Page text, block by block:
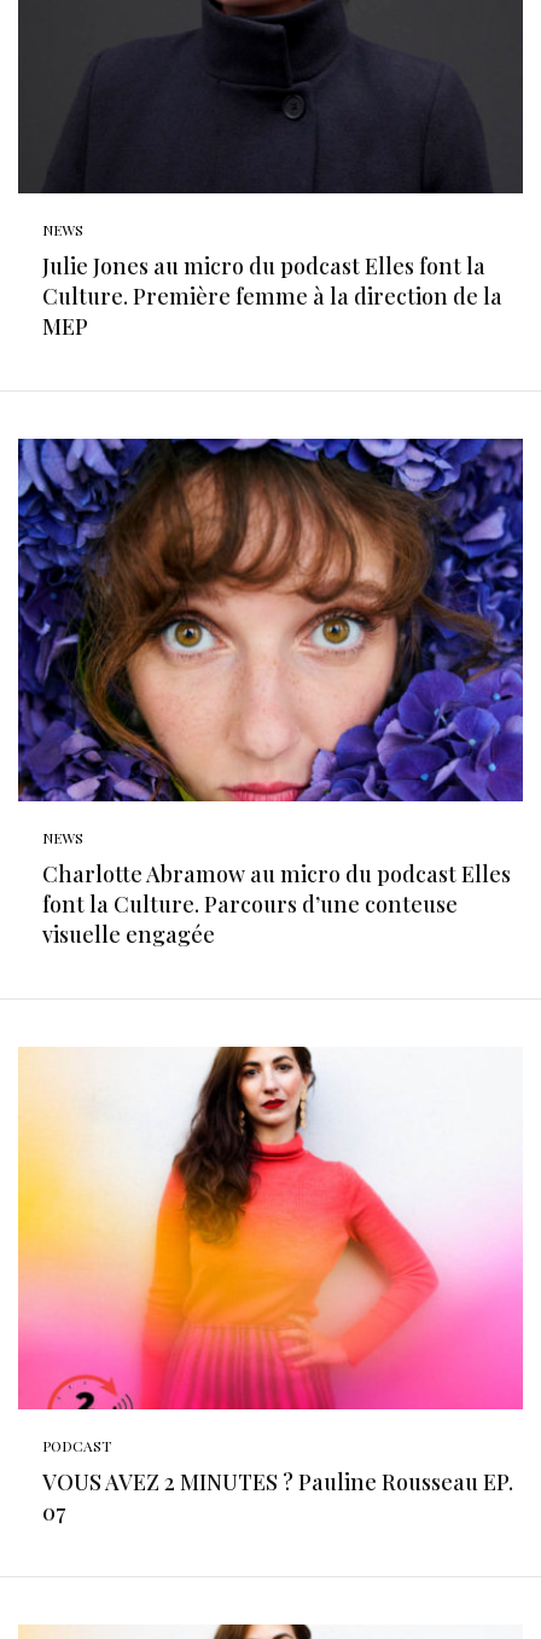
NEWS
Julie Jones au micro du podcast Elles font la
Culture. Première femme à la direction de la
MEP
NEWS
Charlotte Abramow au micro du podcast Elles
font la Culture. Parcours d’une conteuse
visuelle engagée
PODCAST
VOUS AVEZ 2 MINUTES ? Pauline Rousseau EP.
07